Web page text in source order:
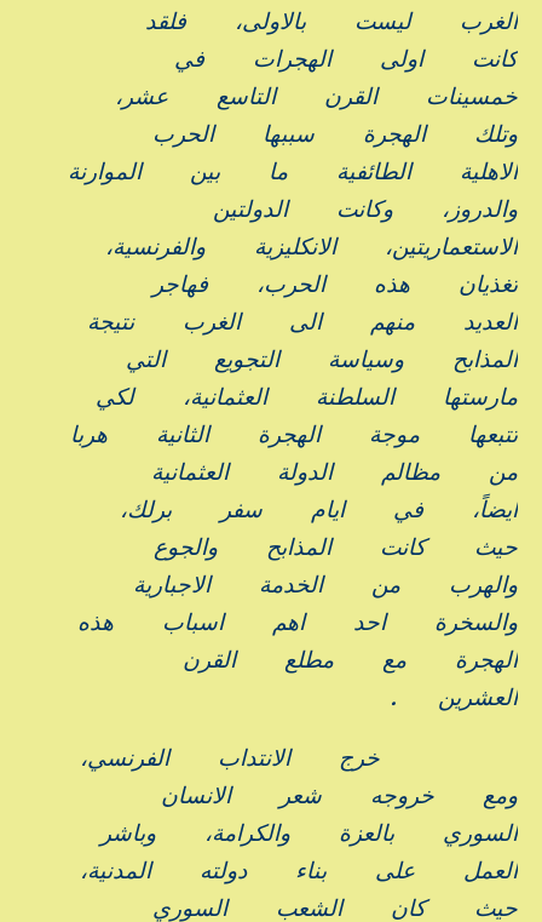
الغرب
ليست بالاولى،
فلقد
كانت
اولى الهجرات
في
خمسينات
القرن التاسع
عشر،
وتلك
الهجرة سببها
الحرب
الاهلية
الطائفية ما بين
الموارنة
والدروز،
وكانت
الدولتين
الاستعماريتين،
الانكليزية
والفرنسية،
تغذيان
هذه الحرب،
فهاجر
العديد
منهم الى الغرب
نتيجة
المذابح
وسياسة التجويع
التي
مارستها
السلطنة العثمانية،
لكي
تتبعها
موجة الهجرة الثانية
هربا
من
مظالم الدولة
العثمانية
ايضاً،
في ايام سفر
برلك،
حيث
كانت المذابح
والجوع
والهرب
من الخدمة
الاجبارية
والسخرة
احد اهم اسباب
هذه
الهجرة
مع مطلع
القرن
العشرين
.
خرج الانتداب
الفرنسي،
ومع
خروجه شعر
الانسان
السوري
بالعزة والكرامة،
وباشر
العمل
على بناء دولته
المدنية،
حيث
كان الشعب السوري